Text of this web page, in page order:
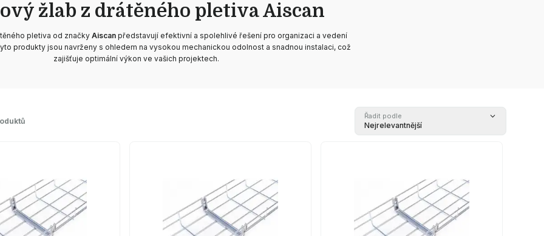
žlab z drátěného pletiva Aiscan
pletiva od značky Aiscan představují efektivní a spolehlivé řešení pro organizaci a vedení
produkty jsou navrženy s ohledem na vysokou mechanickou odolnost a snadnou instalaci, což
zajišťuje optimální výkon ve vašich projektech.
Řadit podle
Nejrelevantnější